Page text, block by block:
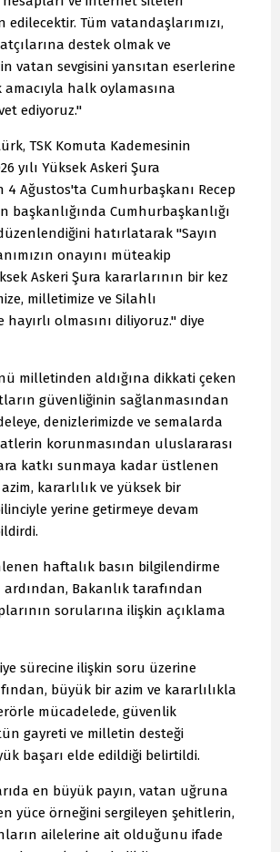
Tüm vatandaşlarımızı,
destek olmak ve
vatan sevgisini yansıtan eserlerine
amacıyla halk oylamasına
ediyoruz."
TSK Komuta Kademesinin
yılı Yüksek Askeri Şura
4 Ağustos'ta Cumhurbaşkanı Recep
başkanlığında Cumhurbaşkanlığı
hatırlatarak "Sayın
onayını müteakip
Askeri Şura kararlarının bir kez
milletimize ve Silahlı
hayırlı olmasını diliyoruz." diye
milletinden aldığına dikkati çeken
güvenliğinin sağlanmasından
denizlerimizde ve semalarda
korunmasından uluslararası
katkı sunmaya kadar üstlenen
kararlılık ve yüksek bir
yerine getirmeye devam
haftalık basın bilgilendirme
ardından, Bakanlık tarafından
sorularına ilişkin açıklama
sürecine ilişkin soru üzerine
büyük bir azim ve kararlılıkla
mücadelede, güvenlik
gayreti ve milletin desteği
başarı elde edildiği belirtildi.
en büyük payın, vatan uğruna
yüce örneğini sergileyen şehitlerin,
ailelerine ait olduğunu ifade